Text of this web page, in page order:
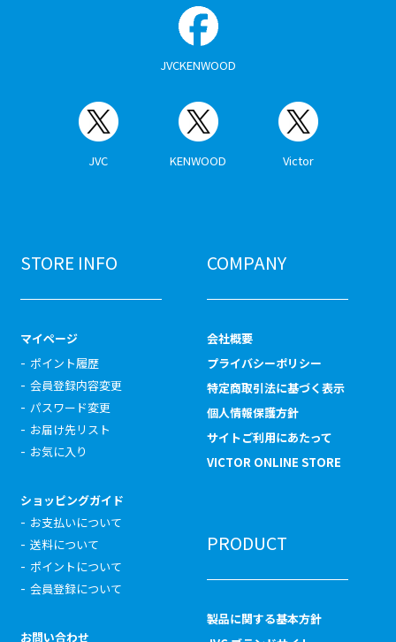
JVCKENWOOD
JVC KENWOOD Victor
STORE INFO
マイページ
ポイント履歴
会員登録内容変更
パスワード変更
お届け先リスト
お気に入り
ショッピングガイド
お支払いについて
送料について
ポイントについて
会員登録について
お問い合わせ
COMPANY
会社概要
プライバシーポリシー
特定商取引法に基づく表示
個人情報保護方針
サイトご利用にあたって
VICTOR ONLINE STORE
PRODUCT
製品に関する基本方針